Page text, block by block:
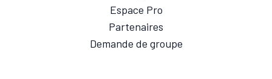
Espace Pro
Partenaires
Demande de groupe